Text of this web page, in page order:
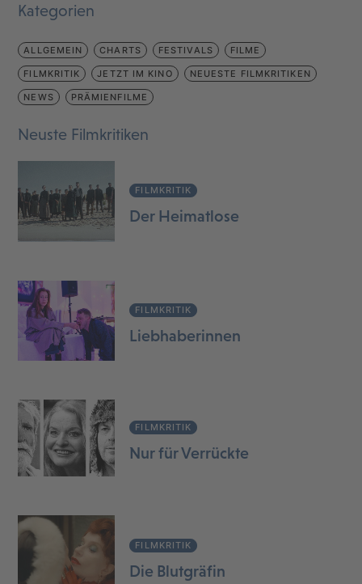
Kategorien
ALLGEMEIN CHARTS FESTIVALS FILME
FILMKRITIK JETZT IM KINO NEUESTE FILMKRITIKEN
NEWS PRÄMIENFILME
Neuste Filmkritiken
FILMKRITIK
Der Heimatlose
FILMKRITIK
Liebhaberinnen
FILMKRITIK
Nur für Verrückte
FILMKRITIK
Die Blutgräfin